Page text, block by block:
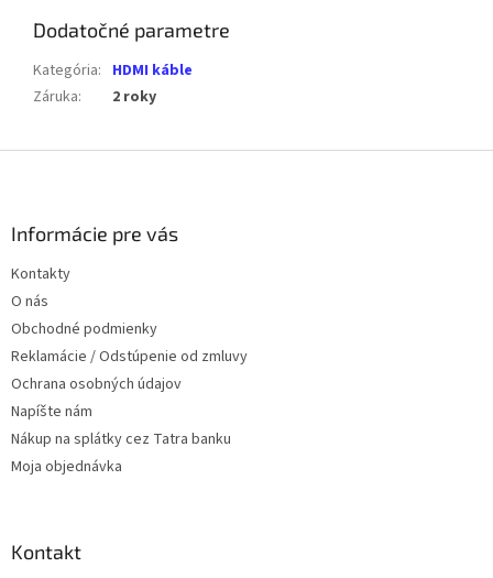
Dodatočné parametre
Kategória: HDMI káble
Záruka: 2 roky
Informácie pre vás
Kontakty
O nás
Obchodné podmienky
Reklamácie / Odstúpenie od zmluvy
Ochrana osobných údajov
Napíšte nám
Nákup na splátky cez Tatra banku
Moja objednávka
Kontakt